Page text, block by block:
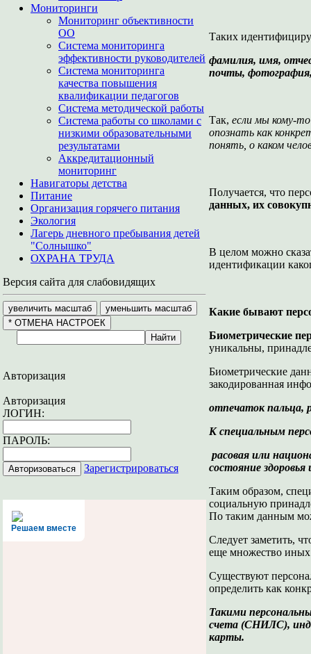
Мониторинги
Мониторинг объективности
ОО
Система мониторинга
эффективности руководителей
Система мониторинга
качества повышения
квалификации педагогов
Система методической работы
Система работы со школами с
низкими образовательными
результатами
Аккредитационный
мониторинг
Навигаторы детства
Питание
Организация горячего питания
Экология
Лагерь дневного пребывания детей
"Солнышко"
ОХРАНА ТРУДА
Версия сайта для слабовидящих
Авторизация
Авторизация
ЛОГИН:
ПАРОЛЬ:
Зарегистрироваться
Решаем вместе
Таких
фамилия, имя,
почты,
Так, если мы кому-
опознать как
понять, о каком
Получается, что
данных, их
В целом можно
идентификации
Какие бывают
Биометрические
уникальны,
Биометрические
закодированная
отпечаток пальца,
К специальным
расовая или
состояние здоровья
Таким образом,
социальную
По таким данным
Следует заметить,
еще множество
Существуют
определить как
Такими
счета (СНИЛС),
карты.